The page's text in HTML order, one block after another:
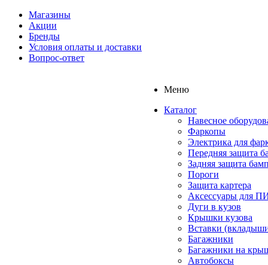
Магазины
Акции
Бренды
Условия оплаты и доставки
Вопрос-ответ
Меню
Каталог
Навесное
Фаркопы
Электрика для
Передняя защита
Задняя защита
Пороги
Защита картера
Аксессуары для
Дуги в кузов
Крышки кузова
Вставки
Багажники
Багажники на
Автобоксы